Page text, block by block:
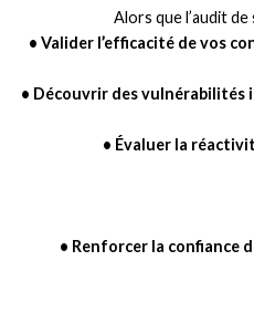
Alors que l’audit
• Valider l’efficacité de vos
• Découvrir des vulnérabilités
• Évaluer la
• Renforcer la confiance